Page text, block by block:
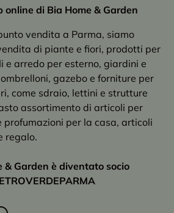
online di Bia Home & Garden
vendita a Parma, siamo
di piante e fiori, prodotti per
e arredo per esterno, giardini e
gazebo e forniture per
come sdraio, lettini e strutture
assortimento di articoli per
profumazioni per la casa, articoli
regalo.
& Garden è diventato socio